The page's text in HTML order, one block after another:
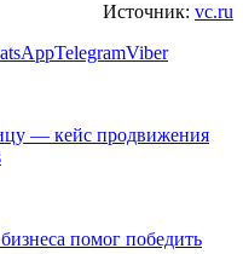
Источник: vc.ru
TelegramViber
— кейс продвижения
помог победить